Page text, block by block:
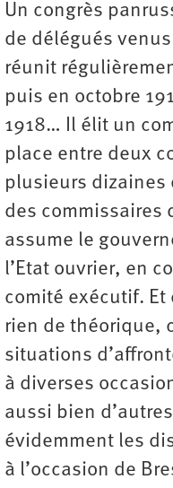
Un congrès
de délégués
réunit
puis en octobre
1918… Il élit un
place entre deux
plusieurs dizaines
des commissaires
assume le
l’Etat ouvrier, en
comité exécutif. Et
rien de théorique,
situations
à diverses
aussi bien
évidemment les
à l’occasion de